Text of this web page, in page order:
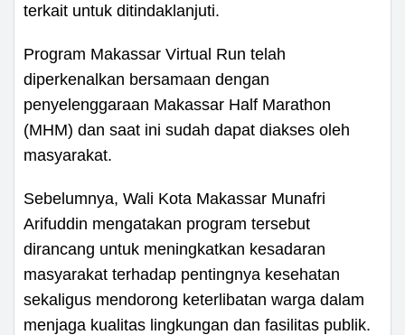
terkait untuk ditindaklanjuti.
Program Makassar Virtual Run telah
diperkenalkan bersamaan dengan
penyelenggaraan Makassar Half Marathon
(MHM) dan saat ini sudah dapat diakses oleh
masyarakat.
Sebelumnya, Wali Kota Makassar Munafri
Arifuddin mengatakan program tersebut
dirancang untuk meningkatkan kesadaran
masyarakat terhadap pentingnya kesehatan
sekaligus mendorong keterlibatan warga dalam
menjaga kualitas lingkungan dan fasilitas publik.